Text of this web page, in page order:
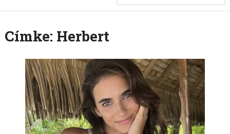
Címke: Herbert